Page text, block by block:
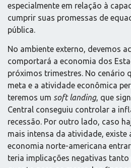
especialmente em relação à
cumprir suas promessas de
pública.
No ambiente externo, devemos
comportará a economia dos
próximos trimestres. No cenário
meta e a atividade econômica
teremos um soft landing, que
Central conseguiu controlar a
recessão. Por outro lado, caso
mais intensa da atividade, existe
economia norte-americana
teria implicações negativas